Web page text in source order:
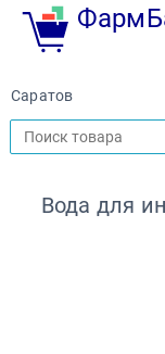
Саратов
Вода для